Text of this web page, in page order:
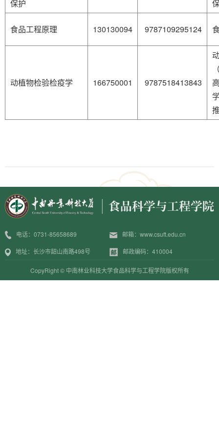
保护
食品工程原理 130130094 9787109295124
动植物检验检疫学 166750001 9787518413843
电话：0731-85658689 邮箱：www.csuft.edu.cn
地址：长沙市韶山南路498号 邮政编码：410004
CopyRight © 中南林业科技大学食品科学与工程学院版权所有